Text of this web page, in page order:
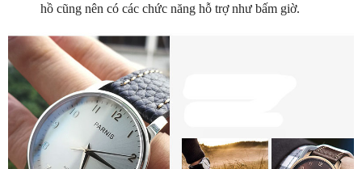
hồ cũng nên có các chức năng hỗ trợ như bấm giờ.